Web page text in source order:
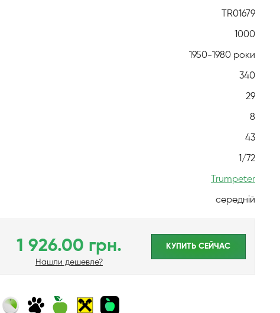
TR01679
1000
1950-1980 роки
340
29
8
43
1/72
Trumpeter
середній
1 926.00 грн.
Нашли дешевле?
КУПИТЬ CЕЙЧАС